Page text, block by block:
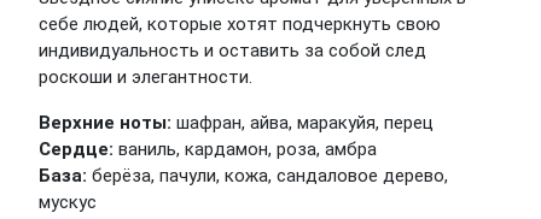
себе людей, которые хотят подчеркнуть свою
индивидуальность и оставить за собой след
роскоши и элегантности.
Верхние ноты: шафран, айва, маракуйя, перец
Сердце: ваниль, кардамон, роза, амбра
База: берёза, пачули, кожа, сандаловое дерево,
мускус